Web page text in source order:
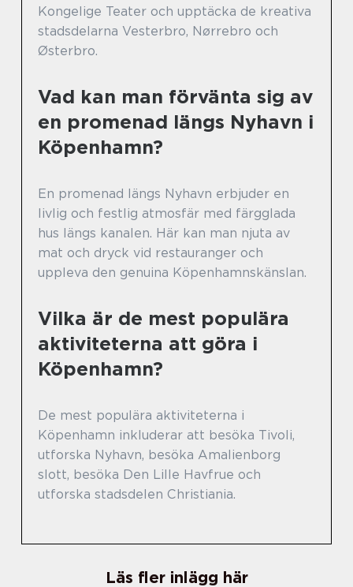
Kongelige Teater och upptäcka de kreativa
stadsdelarna Vesterbro, Nørrebro och
Østerbro.
Vad kan man förvänta sig av
en promenad längs Nyhavn i
Köpenhamn?
En promenad längs Nyhavn erbjuder en
livlig och festlig atmosfär med färgglada
hus längs kanalen. Här kan man njuta av
mat och dryck vid restauranger och
uppleva den genuina Köpenhamnskänslan.
Vilka är de mest populära
aktiviteterna att göra i
Köpenhamn?
De mest populära aktiviteterna i
Köpenhamn inkluderar att besöka Tivoli,
utforska Nyhavn, besöka Amalienborg
slott, besöka Den Lille Havfrue och
utforska stadsdelen Christiania.
Läs fler inlägg här